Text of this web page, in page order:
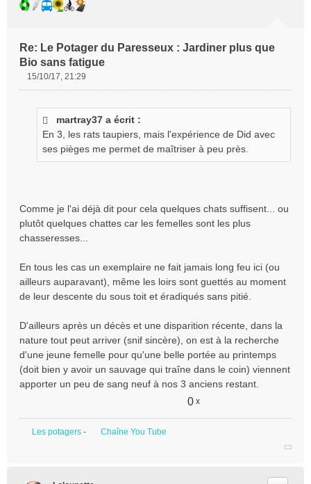
Re: Le Potager du Paresseux : Jardiner plus que
Bio sans fatigue
l
u
15/10/17, 21:29
martray37 a écrit :
En 3, les rats taupiers, mais l'expérience de Did avec
ses pièges me permet de maîtriser à peu près.
Comme je l'ai déjà dit pour cela quelques chats suffisent... ou
plutôt quelques chattes car les femelles sont les plus
chasseresses...
En tous les cas un exemplaire ne fait jamais long feu ici (ou
ailleurs auparavant), même les loirs sont guettés au moment
de leur descente du sous toit et éradiqués sans pitié.
D'ailleurs après un décès et une disparition récente, dans la
nature tout peut arriver (snif sincère), on est à la recherche
d'une jeune femelle pour qu'une belle portée au printemps
(doit bien y avoir un sauvage qui traîne dans le coin) viennent
apporter un peu de sang neuf à nos 3 anciens restant.
0 x
Les potagers - Chaîne You Tube